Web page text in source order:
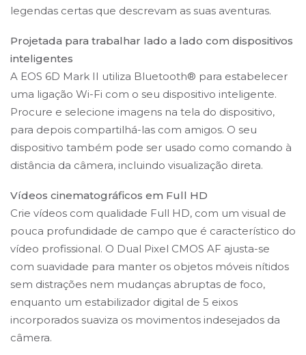
legendas certas que descrevam as suas aventuras.
Projetada para trabalhar lado a lado com dispositivos
inteligentes
A EOS 6D Mark II utiliza Bluetooth® para estabelecer
uma ligação Wi-Fi com o seu dispositivo inteligente.
Procure e selecione imagens na tela do dispositivo,
para depois compartilhá-las com amigos. O seu
dispositivo também pode ser usado como comando à
distância da câmera, incluindo visualização direta.
Vídeos cinematográficos em Full HD
Crie vídeos com qualidade Full HD, com um visual de
pouca profundidade de campo que é característico do
vídeo profissional. O Dual Pixel CMOS AF ajusta-se
com suavidade para manter os objetos móveis nítidos
sem distrações nem mudanças abruptas de foco,
enquanto um estabilizador digital de 5 eixos
incorporados suaviza os movimentos indesejados da
câmera.